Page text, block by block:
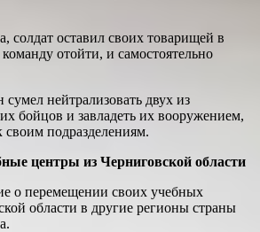
солдат оставил своих товарищей в
отойти, и самостоятельно
нейтрализовать двух из
бойцов и завладеть их вооружением,
своим подразделениям.
центры из Черниговской области
о перемещении своих учебных
области в другие регионы страны